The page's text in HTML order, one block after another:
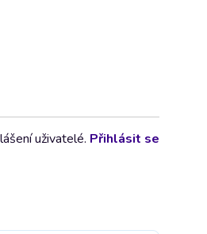
uživatelé. Přihlásit se